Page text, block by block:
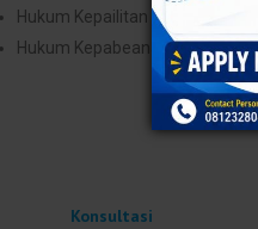
Hukum Kepailitan
Hukum Kepabeanan
Konsultasi